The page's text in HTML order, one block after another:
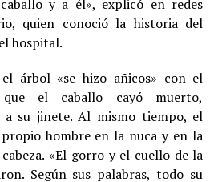
y a él», explicó en redes
quien conoció la historia del
hospital.
árbol «se hizo añicos» con el
el caballo cayó muerto,
a su jinete. Al mismo tiempo, el
hombre en la nuca y en la
«El gorro y el cuello de la
Según sus palabras, todo su